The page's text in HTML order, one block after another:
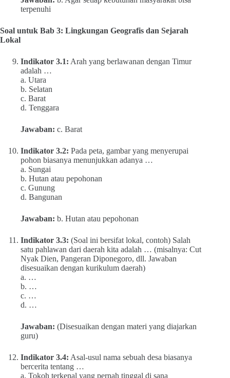
terpenuhi
Soal untuk Bab 3: Lingkungan Geografis dan Sejarah
Lokal
Indikator 3.1: Arah yang berlawanan dengan Timur
adalah …
a. Utara
b. Selatan
c. Barat
d. Tenggara
Jawaban: c. Barat
Indikator 3.2: Pada peta, gambar yang menyerupai
pohon biasanya menunjukkan adanya …
a. Sungai
b. Hutan atau pepohonan
c. Gunung
d. Bangunan
Jawaban: b. Hutan atau pepohonan
Indikator 3.3: (Soal ini bersifat lokal, contoh) Salah
satu pahlawan dari daerah kita adalah … (misalnya: Cut
Nyak Dien, Pangeran Diponegoro, dll. Jawaban
disesuaikan dengan kurikulum daerah)
a. …
b. …
c. …
d. …
Jawaban: (Disesuaikan dengan materi yang diajarkan
guru)
Indikator 3.4: Asal-usul nama sebuah desa biasanya
bercerita tentang …
a. Tokoh terkenal yang pernah tinggal di sana